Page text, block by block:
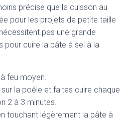
précise que la cuisson au
pour les projets de petite taille
pas une grande
pour cuire la pâte à sel à la
feu moyen.
la poêle et faites cuire chaque
2 à 3 minutes.
touchant légèrement la pâte à